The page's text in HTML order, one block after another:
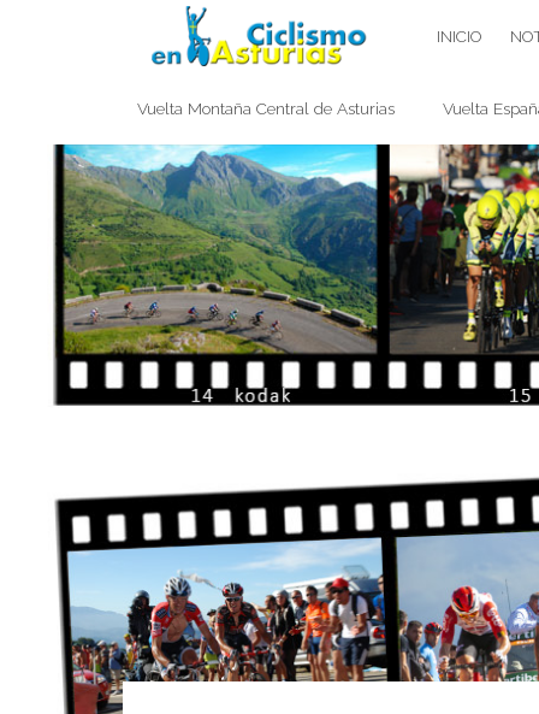
CICLISMO EN ASTURIAS INICIO
Vuelta Montaña Central de Asturias Vuelta